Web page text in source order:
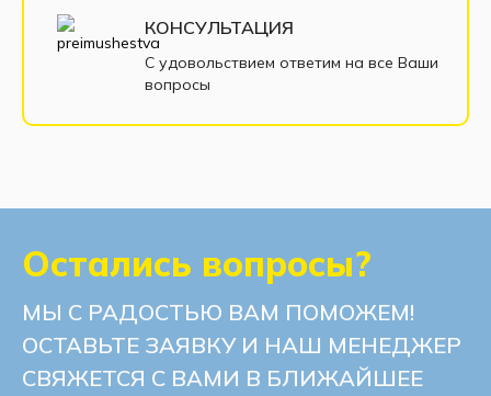
Современные диваны
Диваны с нишей для белья
КОНСУЛЬТАЦИЯ
С удовольствием ответим на все Ваши
вопросы
Остались вопросы?
МЫ С РАДОСТЬЮ ВАМ ПОМОЖЕМ!
ОСТАВЬТЕ ЗАЯВКУ И НАШ МЕНЕДЖЕР
СВЯЖЕТСЯ С ВАМИ В БЛИЖАЙШЕЕ